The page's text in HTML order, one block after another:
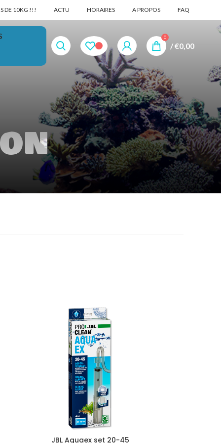
DE 10KG !!! ACTU HORAIRES A PROPOS FAQ
0
/€0,00
JBL Aquaex set 20-45